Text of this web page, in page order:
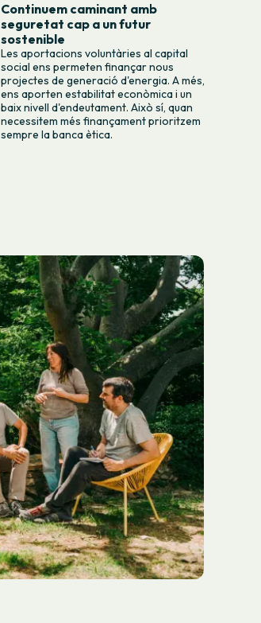
Continuem caminant amb
seguretat cap a un futur
sostenible
Les aportacions voluntàries al capital
social ens permeten finançar nous
projectes de generació d'energia. A més,
ens aporten estabilitat econòmica i un
baix nivell d'endeutament. Això sí, quan
necessitem més finançament prioritzem
sempre la banca ètica.